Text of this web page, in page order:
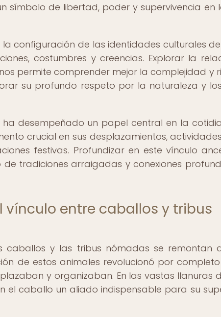
símbolo de libertad, poder y supervivencia en
configuración de las identidades culturales
costumbres y creencias. Explorar la
permite comprender mejor la complejidad y
su profundo respeto por la naturaleza y
desempeñado un papel central en la
crucial en sus desplazamientos,
festivas. Profundizar en este vínculo
tradiciones arraigadas y conexiones
vínculo entre caballos y tribus
caballos y las tribus nómadas se remontan
de estos animales revolucionó por
y organizaban. En las vastas llanuras
el caballo un aliado indispensable para su